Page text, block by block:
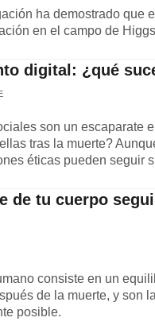
ha demostrado que
en el campo de
digital: ¿qué
son un escaparate
tras la muerte?
éticas pueden seguir
de tu cuerpo
consiste en un
de la muerte, y son
posible.